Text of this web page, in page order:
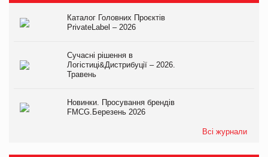
Каталог Головних Проєктів
PrivateLabel – 2026
Сучасні рішення в
Логістиці&Дистрибуції – 2026.
Травень
Новинки. Просування брендів
FMCG.Березень 2026
Всі журнали